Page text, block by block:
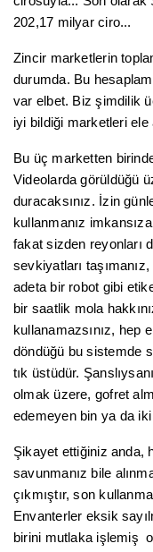
202,17 milyar ciro...
Zincir marketlerin
durumda. Bu
var elbet. Biz şimdilik
iyi bildiği marketleri ele
Bu üç marketten
Videolarda görüldüğü
duracaksınız. İzin
kullanmanız
fakat sizden reyonları
sevkiyatları
adeta bir robot gibi
bir saatlik mola
kullanamazsınız, hep
döndüğü bu sistemde
tık üstüdür.
olmak üzere, gofret
edemeyen bin ya da
Şikayet ettiğiniz anda,
savunmanız bile
çıkmıştır, son
Envanterler eksik
birini mutlaka işlemiş